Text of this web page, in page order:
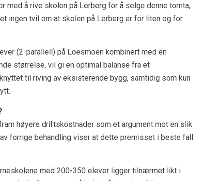
med å rive skolen på Lerberg for å selge denne tomta,
ingen tvil om at skolen på Lerberg er for liten og for
(2-parallell) på Loesmoen kombinert med en
størrelse, vil gi en optimal balanse fra et
til riving av eksisterende bygg, samtidig som kun
høyere driftskostnader som et argument mot en slik
forrige behandling viser at dette premisset i beste fall
med 200-350 elever ligger tilnærmet likt i